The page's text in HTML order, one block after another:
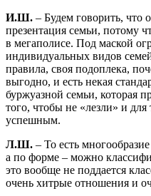
И.Ш. – Будем говорить, что
презентация семьи, потому
в мегаполисе. Под маской
индивидуальных видов
правила, своя подоплека,
выгодно, и есть некая
буржуазной семьи, которая
того, чтобы не «лезли» и для
успешным.
Л.Ш. – То есть
а по форме – можно
это вообще не поддается
очень хитрые отношения и